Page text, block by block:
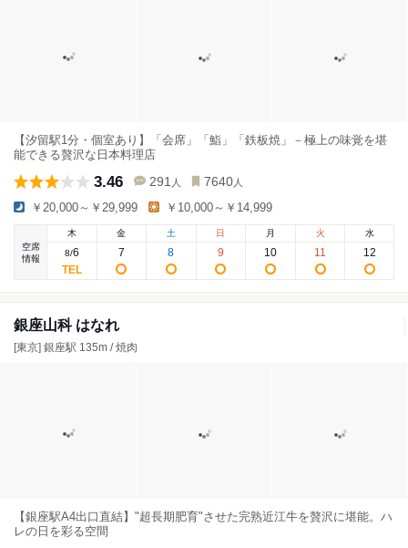
【汐留駅1分・個室あり】「会席」「鮨」「鉄板焼」－極上の味覚を堪
能できる贅沢な日本料理店
3.46 291 人 7640 人
￥20,000～￥29,999 ￥10,000～￥14,999
空席
情報
木
8/6
金
7
土
8
日
9
月
10
火
11
水
12
銀座山科 はなれ
[東京] 銀座駅 135m / 焼肉
【銀座駅A4出口直結】"超長期肥育"させた完熟近江牛を贅沢に堪能。ハ
レの日を彩る空間